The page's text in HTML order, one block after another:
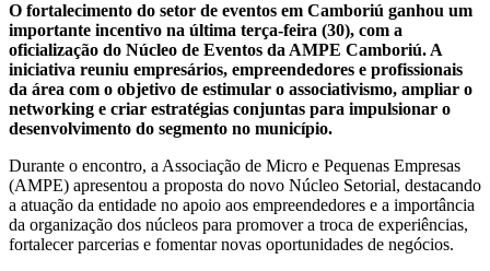
O fortalecimento do setor de eventos em Camboriú ganhou um
importante incentivo na última terça-feira (30), com a
oficialização do Núcleo de Eventos da AMPE Camboriú. A
iniciativa reuniu empresários, empreendedores e profissionais
da área com o objetivo de estimular o associativismo, ampliar o
networking e criar estratégias conjuntas para impulsionar o
desenvolvimento do segmento no município.
Durante o encontro, a Associação de Micro e Pequenas Empresas
(AMPE) apresentou a proposta do novo Núcleo Setorial, destacando
a atuação da entidade no apoio aos empreendedores e a importância
da organização dos núcleos para promover a troca de experiências,
fortalecer parcerias e fomentar novas oportunidades de negócios.